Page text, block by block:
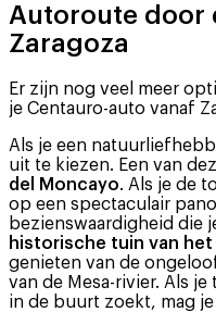
Autoroute door
Zaragoza
Er zijn nog veel meer
je Centauro-auto vanaf
Als je een
uit te kiezen. Een van
del Moncayo. Als je de
op een spectaculair
bezienswaardigheid die
historische tuin van
genieten van de
van de Mesa-rivier. Als
in de buurt zoekt, mag je